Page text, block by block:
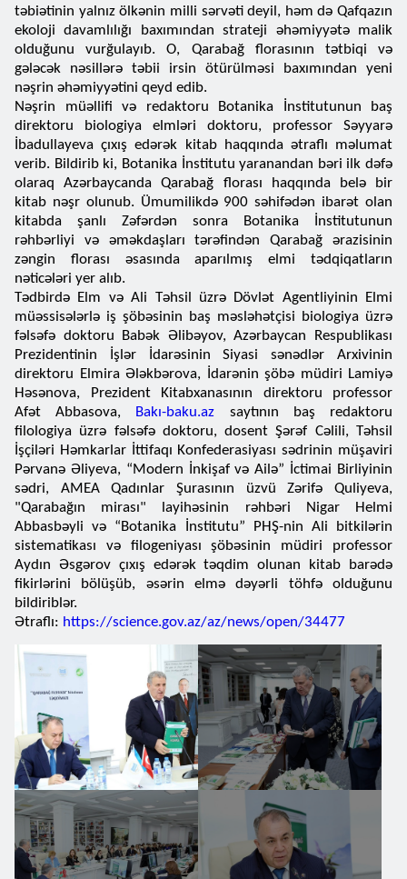
təbiətinin yalnız ölkənin milli sərvəti deyil, həm də Qafqazın
ekoloji davamlılığı baxımından strateji əhəmiyyətə malik
olduğunu vurğulayıb. O, Qarabağ florasının tətbiqi və
gələcək nəsillərə təbii irsin ötürülməsi baxımından yeni
nəşrin əhəmiyyətini qeyd edib.
Nəşrin müəllifi və redaktoru Botanika İnstitutunun baş
direktoru biologiya elmləri doktoru, professor Səyyarə
İbadullayeva çıxış edərək kitab haqqında ətraflı məlumat
verib. Bildirib ki, Botanika İnstitutu yaranandan bəri ilk dəfə
olaraq Azərbaycanda Qarabağ florası haqqında belə bir
kitab nəşr olunub. Ümumilikdə 900 səhifədən ibarət olan
kitabda şanlı Zəfərdən sonra Botanika İnstitutunun
rəhbərliyi və əməkdaşları tərəfindən Qarabağ ərazisinin
zəngin florası əsasında aparılmış elmi tədqiqatların
nəticələri yer alıb.
Tədbirdə Elm və Ali Təhsil üzrə Dövlət Agentliyinin Elmi
müəssisələrlə iş şöbəsinin baş məsləhətçisi biologiya üzrə
fəlsəfə doktoru Babək Əlibəyov, Azərbaycan Respublikası
Prezidentinin İşlər İdarəsinin Siyasi sənədlər Arxivinin
direktoru Elmira Ələkbərova, İdarənin şöbə müdiri Lamiyə
Həsənova, Prezident Kitabxanasının direktoru professor
Afət Abbasova, Bakı-baku.az saytının baş redaktoru
filologiya üzrə fəlsəfə doktoru, dosent Şərəf Cəlili, Təhsil
İşçiləri Həmkarlar İttifaqı Konfederasiyası sədrinin müşaviri
Pərvanə Əliyeva, “Modern İnkişaf və Ailə” İctimai Birliyinin
sədri, AMEA Qadınlar Şurasının üzvü Zərifə Quliyeva,
"Qarabağın mirası" layihəsinin rəhbəri Nigar Helmi
Abbasbəyli və “Botanika İnstitutu” PHŞ-nin Ali bitkilərin
sistematikası və filogeniyası şöbəsinin müdiri professor
Aydın Əsgərov çıxış edərək təqdim olunan kitab barədə
fikirlərini bölüşüb, əsərin elmə dəyərli töhfə olduğunu
bildiriblər.
Ətraflı: https://science.gov.az/az/news/open/34477